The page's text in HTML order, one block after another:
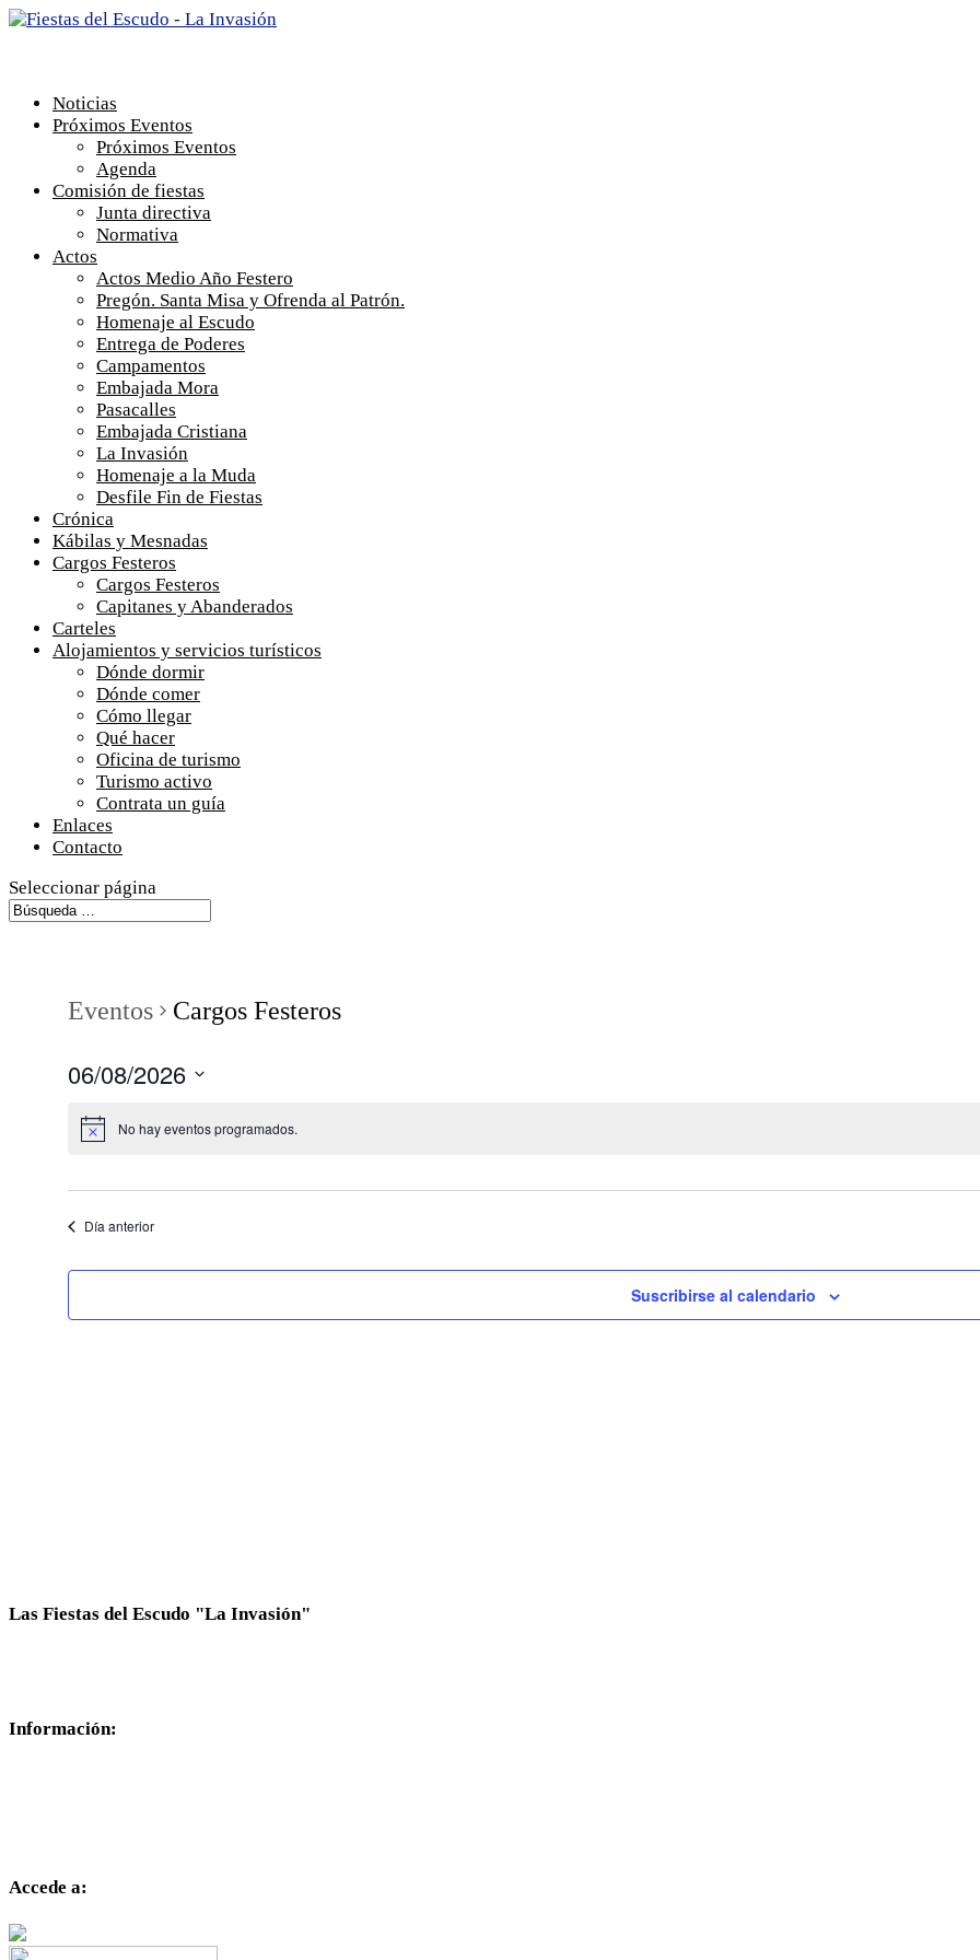
Noticias
Próximos Eventos
Próximos Eventos
Agenda
Comisión de fiestas
Junta directiva
Normativa
Actos
Actos Medio Año Festero
Pregón. Santa Misa y Ofrenda al Patrón.
Homenaje al Escudo
Entrega de Poderes
Campamentos
Embajada Mora
Pasacalles
Embajada Cristiana
La Invasión
Homenaje a la Muda
Desfile Fin de Fiestas
Crónica
Kábilas y Mesnadas
Cargos Festeros
Cargos Festeros
Capitanes y Abanderados
Carteles
Alojamientos y servicios turísticos
Dónde dormir
Dónde comer
Cómo llegar
Qué hacer
Oficina de turismo
Turismo activo
Contrata un guía
Enlaces
Contacto
Seleccionar página
Eventos Cargos Festeros
06/08/2026
fecha.
No hay eventos programados.
Día anterior
Suscribirse al calendario
Las Fiestas del Escudo "La Invasión"
Información:
Accede a: